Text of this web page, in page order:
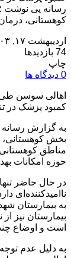
رسانه پی نوشت
کوهستانی،
اردیبهشت ۱۷, ۱۴۰۳
74 بازدیدها
چاپ
0 دیدگاه ها
اهالی سوسن طی
کمبود پزشک در
به گزارش رسانه
بخش
مناطق
حوزه امکانات
در حال حاضر
ناامیدکننده‌ای
به بیمارستان
بیمارستان نیز
است و اوضاع
به دلیل عدم